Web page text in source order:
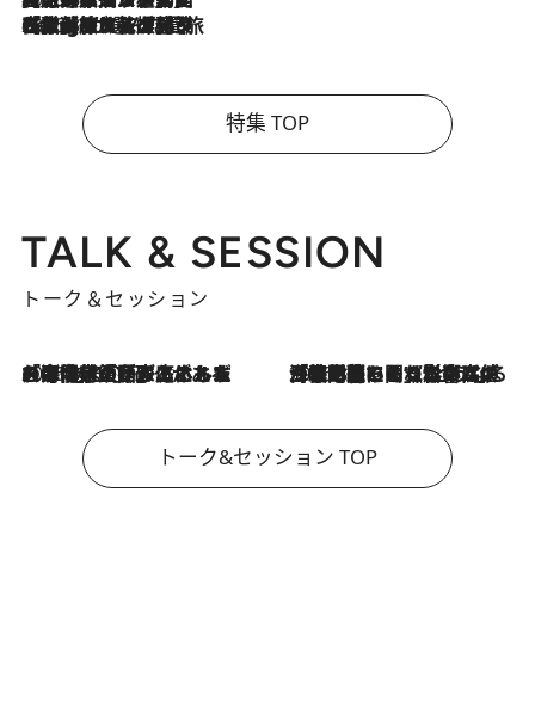
2026.8.4
【厳選旅コスメ】「紫外線＆乾燥対策しながらメイク感も！」ヘア＆メイクGeorgeが選んだ夏旅ベストコスメを発表！【Mサイズジップ】
特集 TOP
TALK & SESSION
トーク＆セッション
2026.8.3
「今後値上げがあるとすれば…」「リスクがあるのは今年の冬」エネルギー専門家が語る、ホルムズ海峡封鎖が家庭にもたらす“ある心配” 2026.8.3
「住宅建てられない…」「サーチャージ料の高値が続いている」ホルムズ海峡封鎖による影響はいつまで続く？《エネルギー専門家に聞く“どうなる日本の暮らし”》
トーク&セッション TOP